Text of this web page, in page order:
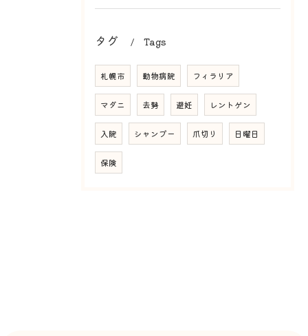
タグ Tags
札幌市 動物病院 フィラリア
マダニ 去勢 避妊 レントゲン
入院 シャンプー 爪切り 日曜日
保険